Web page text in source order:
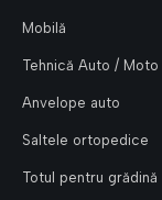
Mobilă
Tehnică Auto / Moto
Anvelope auto
Saltele ortopedice
Totul pentru grădină